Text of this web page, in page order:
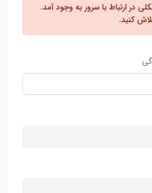
در ارتباط با سرور به وجود آمد.
کنید.